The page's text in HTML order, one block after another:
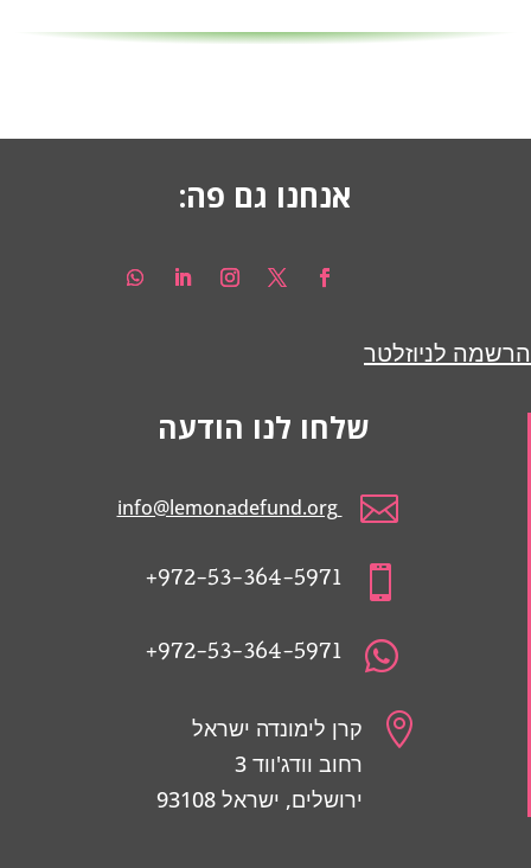
אנחנו גם פה:
הרשמה לניוזלטר
שלחו לנו הודעה

info@lemonadefund.org

972-53-364-5971+

972-53-364-5971+

קרן לימונדה ישראל
רחוב וודג'ווד 3
ירושלים, ישראל 93108